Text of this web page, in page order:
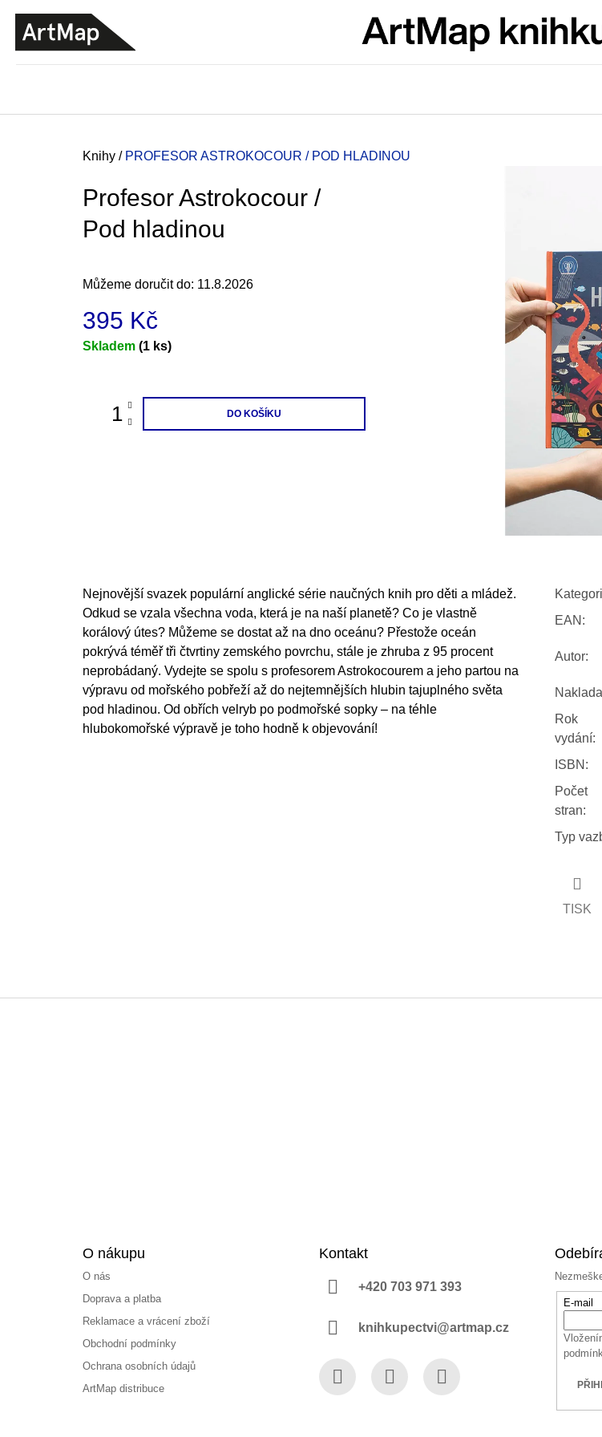
Domů
Knihy / PROFESOR ASTROKOCOUR / POD HLADINOU
Profesor Astrokocour /
Pod hladinou
Můžeme doručit do: 11.8.2026
395 Kč
Měrná
Skladem (1 ks)
DO KOŠÍKU
Nejnovější svazek populární anglické série naučných knih pro děti a mládež.
Odkud se vzala všechna voda, která je na naší planetě? Co je vlastně
korálový útes? Můžeme se dostat až na dno oceánu? Přestože oceán
pokrývá téměř tři čtvrtiny zemského povrchu, stále je zhruba z 95 procent
neprobádaný. Vydejte se spolu s profesorem Astrokocourem a jeho partou na
výpravu od mořského pobřeží až do nejtemnějších hlubin tajuplného světa
pod hladinou. Od obřích velryb po podmořské sopky – na téhle
hlubokomořské výpravě je toho hodně k objevování!
EAN :
Autor:
Rok
vydání:
ISBN :
Počet
stran:
Typ
TISK
ZPĚT
DO
OBCHODU
ZPĚT
DO
OBCHODU
O nákupu
O nás
Doprava a platba
Reklamace a vrácení zboží
Obchodní podmínky
Ochrana osobních údajů
ArtMap distribuce
Kontakt
+420 703 971 393
knihkupectvi@artmap.cz
E-mail